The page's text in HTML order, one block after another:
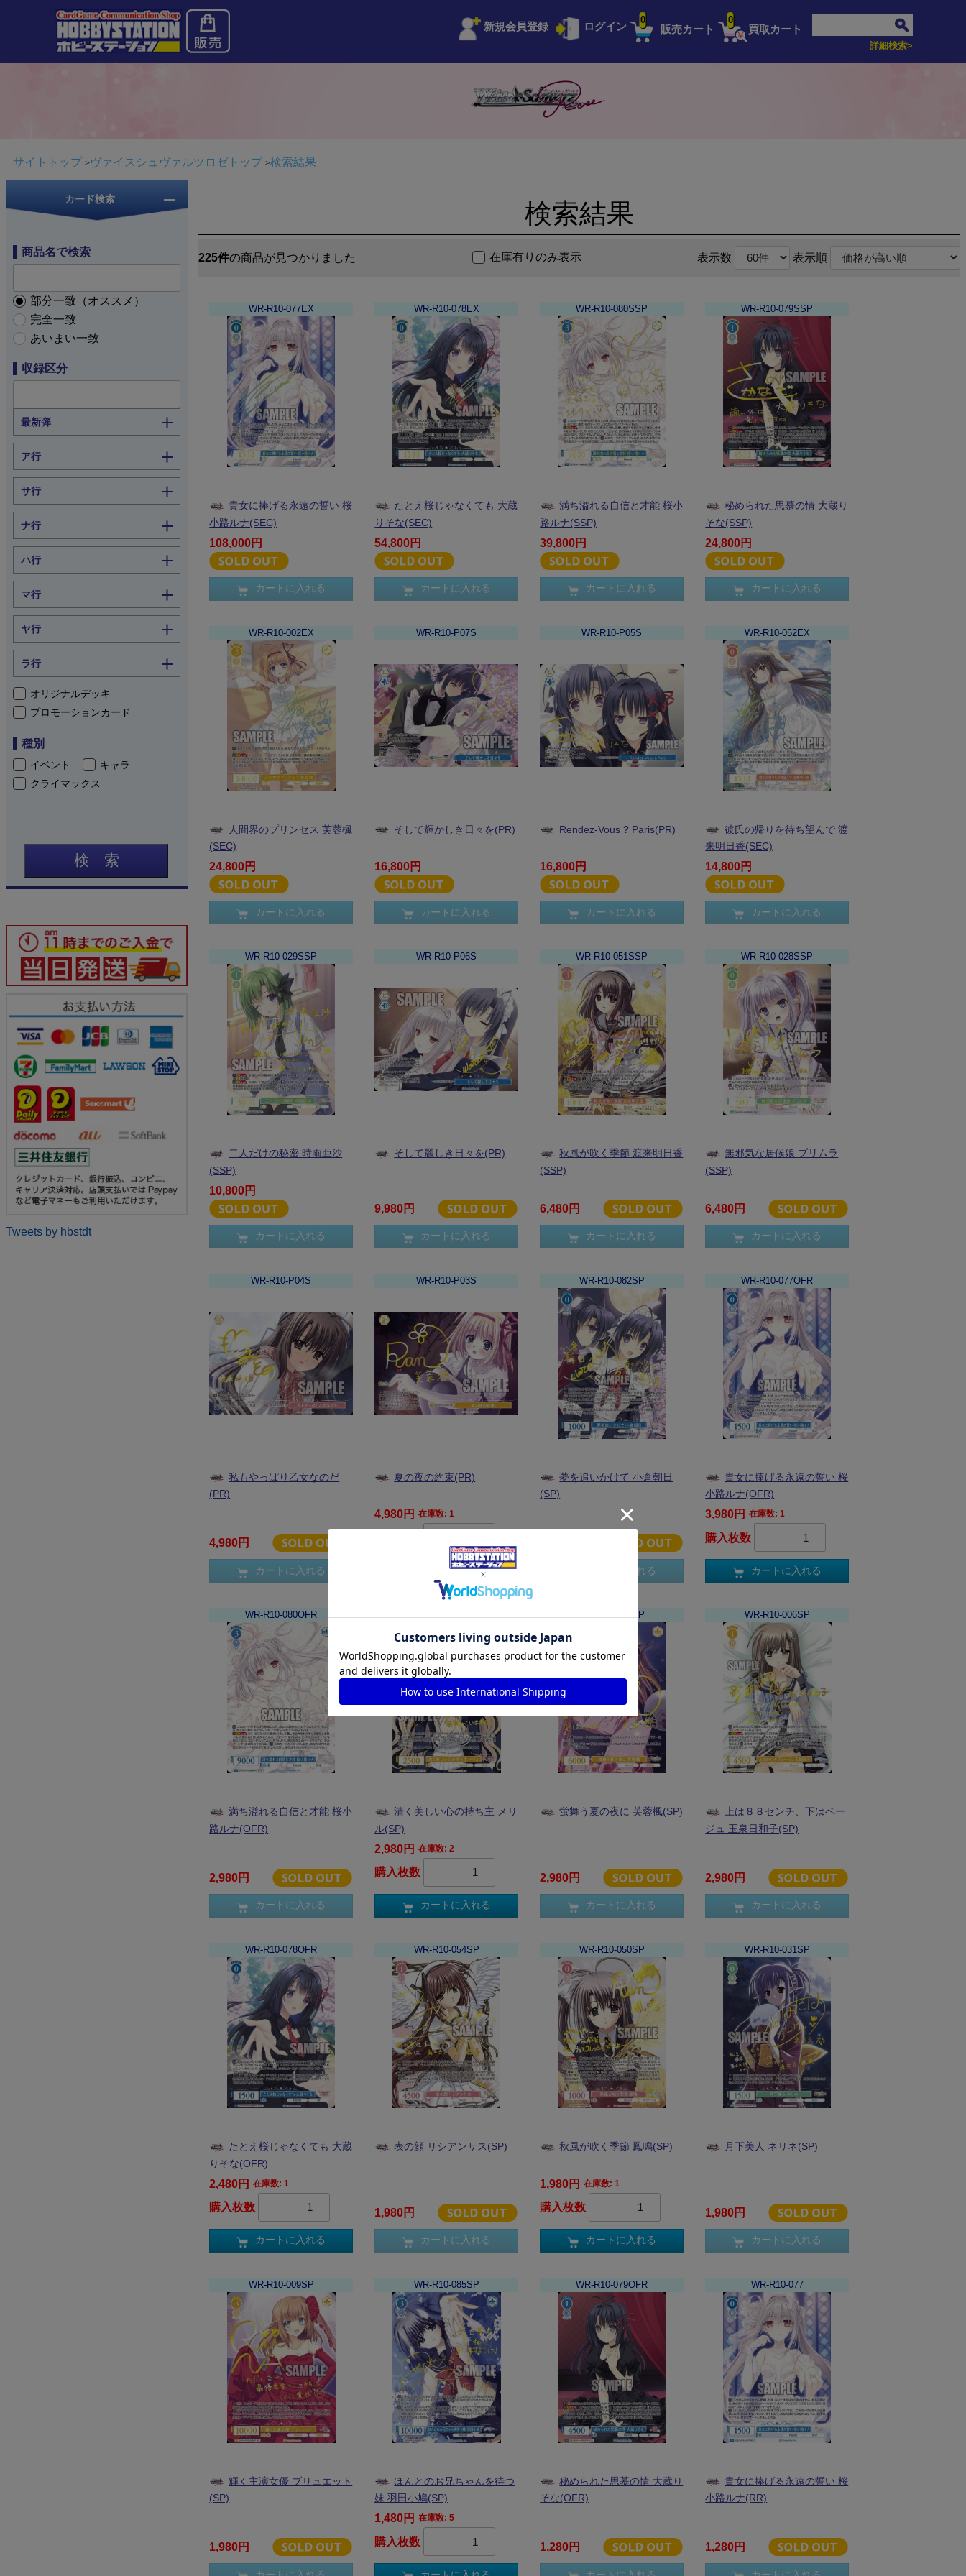
新規会員登録 ログイン 販売カート
0
買取カート
0
詳細検索>
サイトトップ ヴァイスシュヴァルツロゼトップ 検索結果
カード検索
商品名で検索
部分一致（オススメ）
完全一致
あいまい一致
収録区分
最新弾
ア行
サ行
ナ行
ハ行
マ行
ヤ行
ラ行
オリジナルデッキ
プロモーションカード
種別
イベント
キャラ
クライマックス
検 索
Tweets by hbstdt
検索結果
225件の商品が見つかりました 在庫有りのみ表示 表示数 表示順
WR-R10-077EX
貴女に捧げる永遠の誓い 桜
小路ルナ(SEC)
108,000円
カートに入れる
WR-R10-078EX
たとえ桜じゃなくても 大蔵
りそな(SEC)
54,800円
カートに入れる
WR-R10-080SSP
満ち溢れる自信と才能 桜小
路ルナ(SSP)
39,800円
カートに入れる
WR-R10-079SSP
秘められた思慕の情 大蔵り
そな(SSP)
24,800円
カートに入れる
WR-R10-002EX
人間界のプリンセス 芙蓉楓
(SEC)
24,800円
カートに入れる
WR-R10-P07S
そして輝かしき日々を(PR)
16,800円
カートに入れる
WR-R10-P05S
Rendez-Vous ? Paris(PR)
16,800円
カートに入れる
WR-R10-052EX
彼氏の帰りを待ち望んで 渡
来明日香(SEC)
14,800円
カートに入れる
WR-R10-029SSP
二人だけの秘密 時雨亜沙
(SSP)
10,800円
カートに入れる
WR-R10-P06S
そして麗しき日々を(PR)
9,980円
カートに入れる
WR-R10-051SSP
秋風が吹く季節 渡来明日香
(SSP)
6,480円
カートに入れる
WR-R10-028SSP
無邪気な居候娘 プリムラ
(SSP)
6,480円
カートに入れる
WR-R10-P04S
私もやっぱり乙女なのだ
(PR)
4,980円
カートに入れる
WR-R10-P03S
夏の夜の約束(PR)
4,980円 在庫数: 1
カートに入れる
WR-R10-082SP
夢を追いかけて 小倉朝日
(SP)
カートに入れる
WR-R10-077OFR
貴女に捧げる永遠の誓い 桜
小路ルナ(OFR)
3,980円 在庫数: 1
購入枚数
カートに入れる
WR-R10-080OFR
満ち溢れる自信と才能 桜小
路ルナ(OFR)
2,980円
カートに入れる
WR-R10-020SP
清く美しい心の持ち主 メリ
ル(SP)
2,980円 在庫数: 2
購入枚数
カートに入れる
WR-R10-007SP
蛍舞う夏の夜に 芙蓉楓(SP)
2,980円
カートに入れる
WR-R10-006SP
上は８８センチ、下はベー
ジュ 玉泉日和子(SP)
2,980円
カートに入れる
WR-R10-078OFR
たとえ桜じゃなくても 大蔵
りそな(OFR)
2,480円 在庫数: 1
購入枚数
カートに入れる
WR-R10-054SP
表の顔 リシアンサス(SP)
1,980円
カートに入れる
WR-R10-050SP
秋風が吹く季節 鳳鳴(SP)
1,980円 在庫数: 1
購入枚数
カートに入れる
WR-R10-031SP
月下美人 ネリネ(SP)
1,980円
カートに入れる
WR-R10-009SP
輝く主演女優 ブリュエット
(SP)
1,980円
WR-R10-085SP
ほんとのお兄ちゃんを待つ
妹 羽田小鳩(SP)
1,480円 在庫数: 5
購入枚数
WR-R10-079OFR
秘められた思慕の情 大蔵り
そな(OFR)
1,280円
WR-R10-077
貴女に捧げる永遠の誓い 桜
小路ルナ(RR)
1,280円